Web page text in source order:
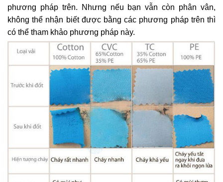
phương pháp trên. Nhưng nếu bạn vẫn còn phân vân,
không thể nhận biết được bằng các phương pháp trên thì
có thể tham khảo phương pháp này.